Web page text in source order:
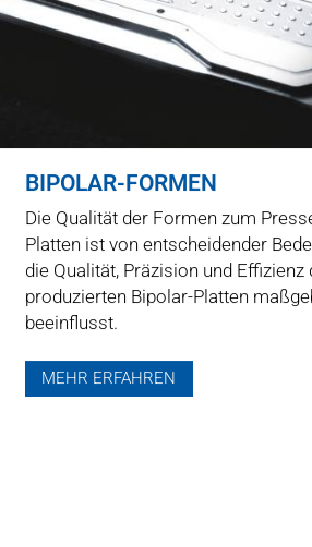
BIPOLAR-FORMEN
Die Qualität der Formen zum
Platten ist von entscheidender
die Qualität, Präzision und Effizienz
produzierten Bipolar-Platten
beeinflusst.
MEHR ERFAHREN